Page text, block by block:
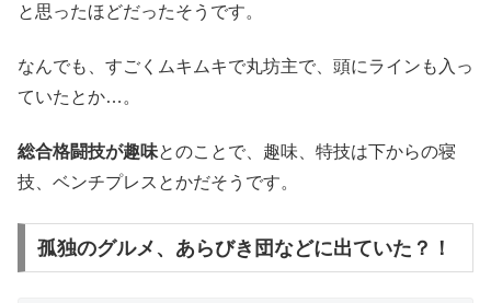
と思ったほどだったそうです。
なんでも、すごくムキムキで丸坊主で、頭にラインも入っ
ていたとか…。
総合格闘技が趣味とのことで、趣味、特技は下からの寝
技、ベンチプレスとかだそうです。
孤独のグルメ、あらびき団などに出ていた？！